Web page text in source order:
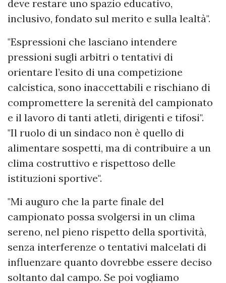
deve restare uno spazio educativo,
inclusivo, fondato sul merito e sulla lealtà".
"Espressioni che lasciano intendere
pressioni sugli arbitri o tentativi di
orientare l’esito di una competizione
calcistica, sono inaccettabili e rischiano di
compromettere la serenità del campionato
e il lavoro di tanti atleti, dirigenti e tifosi".
"Il ruolo di un sindaco non è quello di
alimentare sospetti, ma di contribuire a un
clima costruttivo e rispettoso delle
istituzioni sportive".
"Mi auguro che la parte finale del
campionato possa svolgersi in un clima
sereno, nel pieno rispetto della sportività,
senza interferenze o tentativi malcelati di
influenzare quanto dovrebbe essere deciso
soltanto dal campo. Se poi vogliamo